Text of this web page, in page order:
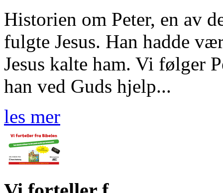
Historien om Peter, en av
fulgte Jesus. Han hadde
Jesus kalte ham. Vi følger
han ved Guds hjelp...
les mer